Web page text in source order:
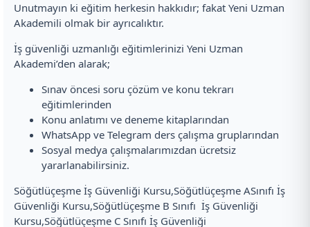
Unutmayın ki eğitim herkesin hakkıdır; fakat Yeni Uzman
Akademili olmak bir ayrıcalıktır.
İş güvenliği uzmanlığı eğitimlerinizi Yeni Uzman
Akademi’den alarak;
Sınav öncesi soru çözüm ve konu tekrarı
eğitimlerinden
Konu anlatımı ve deneme kitaplarından
WhatsApp ve Telegram ders çalışma gruplarından
Sosyal medya çalışmalarımızdan ücretsiz
yararlanabilirsiniz.
Söğütlüçeşme İş Güvenliği Kursu,Söğütlüçeşme ASınıfı İş
Güvenliği Kursu,Söğütlüçeşme B Sınıfı İş Güvenliği
Kursu,Söğütlüçeşme C Sınıfı İş Güvenliği